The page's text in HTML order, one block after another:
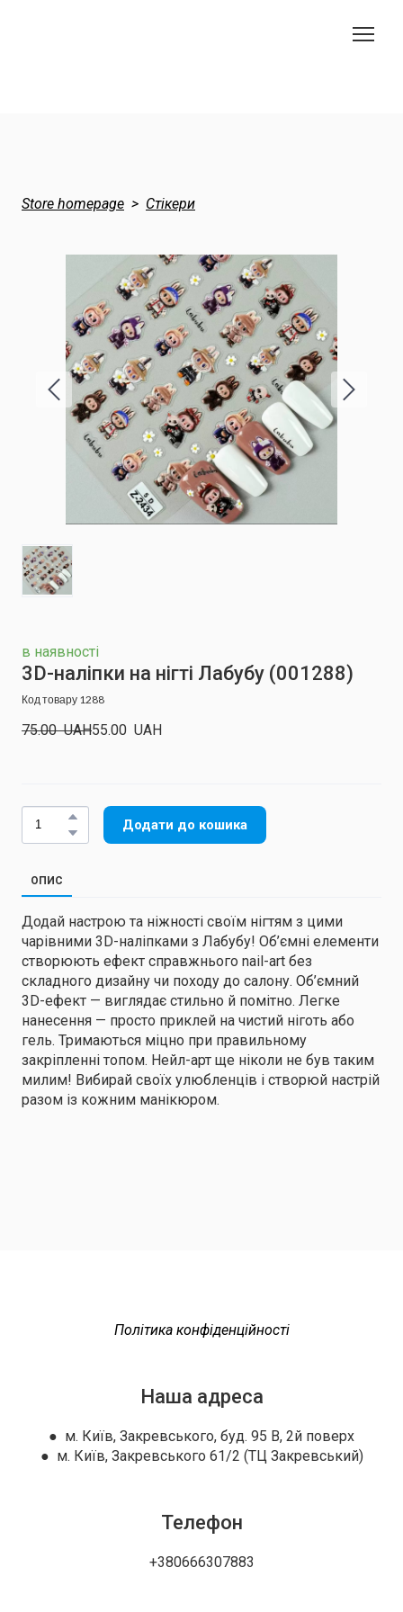
Store homepage Стікери
в наявності
3D-наліпки на нігті Лабубу (001288)
Код товару 1288
75.00  UAH55.00  UAH
Додати до кошика
ОПИС
Додай настрою та ніжності своїм нігтям з цими
чарівними 3D-наліпками з Лабубу! Об’ємні елементи
створюють ефект справжнього nail-art без
складного дизайну чи походу до салону. Об’ємний
3D-ефект — виглядає стильно й помітно. Легке
нанесення — просто приклей на чистий ніготь або
гель. Тримаються міцно при правильному
закріпленні топом. Нейл-арт ще ніколи не був таким
милим! Вибирай своїх улюбленців і створюй настрій
разом із кожним манікюром.
Політика конфіденційності
Наша адреса
● м. Київ, Закревського, буд. 95 В, 2й поверх
● м. Київ, Закревського 61/2 (ТЦ Закревський)
Телефон
+380666307883